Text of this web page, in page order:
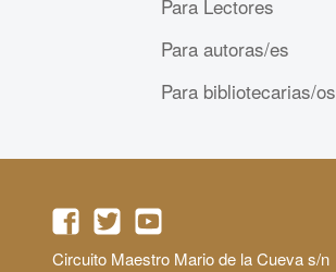
Para Lectores
Para autoras/es
Para bibliotecarias/os
Circuito Maestro Mario de la Cueva s/n